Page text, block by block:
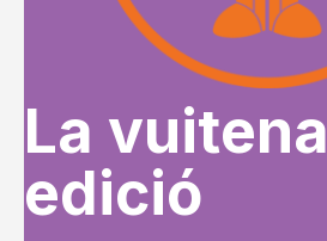
La vuitena
edició